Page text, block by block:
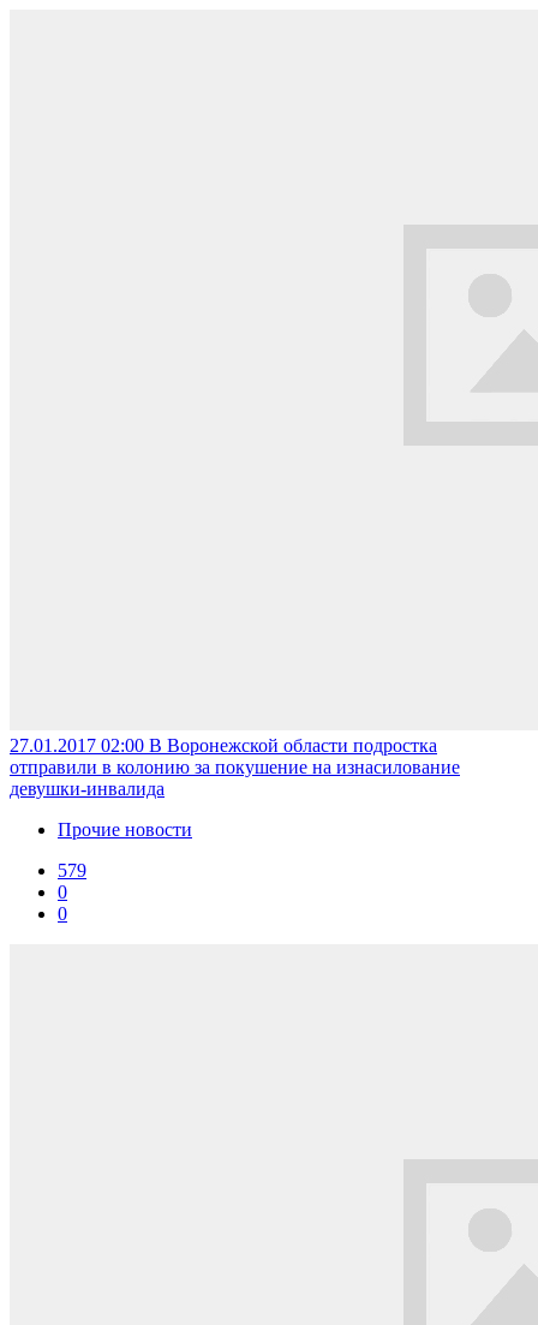
27.01.2017 02:00 В Воронежской области подростка
отправили в колонию за покушение на изнасилование
девушки-инвалида
Прочие новости
579
0
0